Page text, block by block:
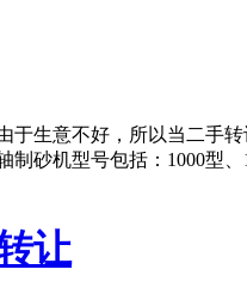
于生意不好，所以当二手
制砂机型号包括：1000型
让